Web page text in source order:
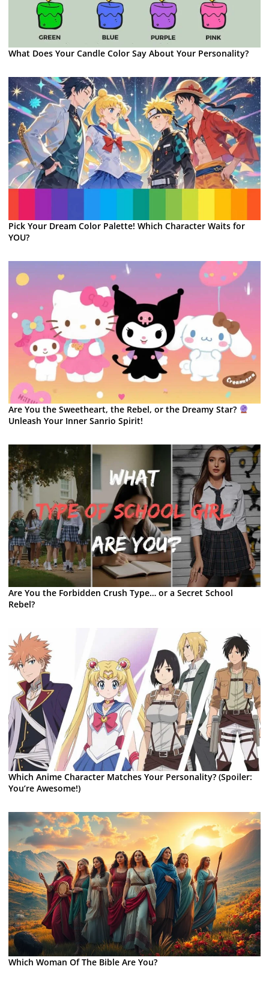
What Does Your Candle Color Say About Your Personality?
Pick Your Dream Color Palette! Which Character Waits for
YOU?
Are You the Sweetheart, the Rebel, or the Dreamy Star?
Unleash Your Inner Sanrio Spirit!
Are You the Forbidden Crush Type… or a Secret School
Rebel?
Which Anime Character Matches Your Personality? (Spoiler:
You’re Awesome!)
Which Woman Of The Bible Are You?